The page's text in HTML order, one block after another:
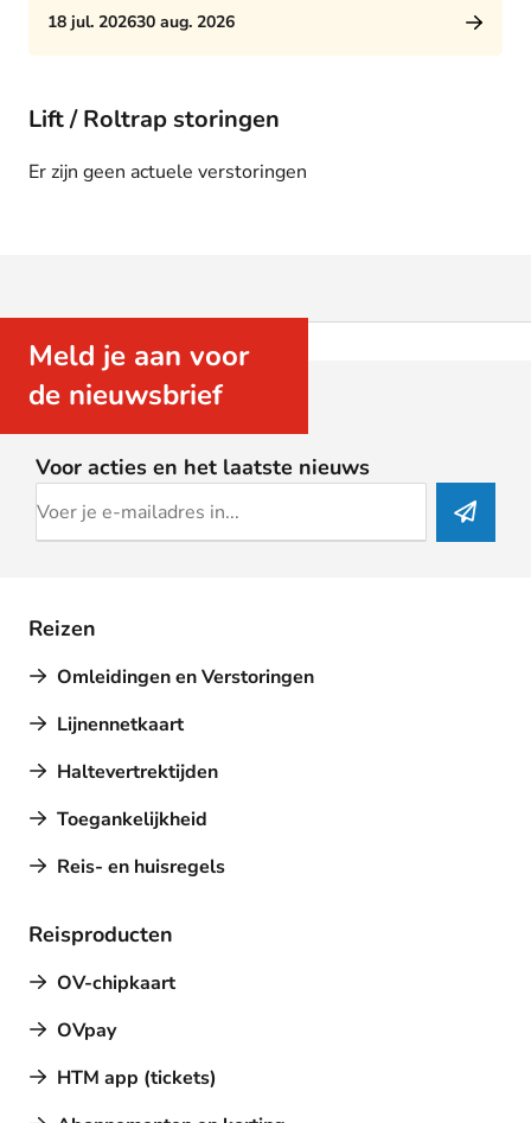
18 jul. 202630 aug. 2026
Lift / Roltrap storingen
Er zijn geen actuele verstoringen
Meld je aan voor
de nieuwsbrief
Voor acties en het laatste nieuws
Reizen
Omleidingen en Verstoringen
Lijnennetkaart
Haltevertrektijden
Toegankelijkheid
Reis- en huisregels
Reisproducten
OV-chipkaart
OVpay
HTM app (tickets)